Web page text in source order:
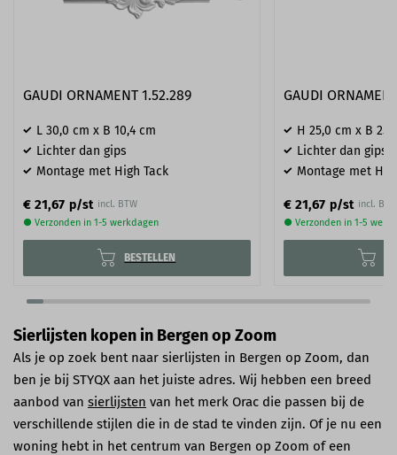
GAUDI ORNAMENT 1.52.289
L 30,0 cm x B 10,4 cm
Lichter dan gips
Montage met High Tack
€ 21,67 p/st incl. BTW
● Verzonden in 1-5 werkdagen
BESTELLEN
GAUDI
H 25,0 cm x B
Lichter dan gips
Montage met
€ 21,67 p/st incl. BTW
● Verzonden in 1-5
Sierlijsten kopen in Bergen op Zoom
Als je op zoek bent naar sierlijsten in Bergen op Zoom, dan
ben je bij STYQX aan het juiste adres. Wij hebben een breed
aanbod van sierlijsten van het merk Orac die passen bij de
verschillende stijlen die in de stad te vinden zijn. Of je nu een
woning hebt in het centrum van Bergen op Zoom of een